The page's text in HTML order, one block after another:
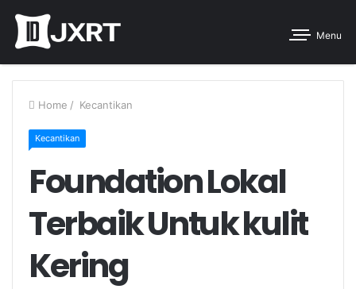
Menu
Home / Kecantikan
Kecantikan
Foundation Lokal
Terbaik Untuk kulit
Kering